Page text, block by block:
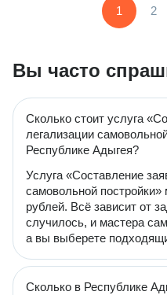
1 2
Вы часто
Сколько стоит услуга
легализации
Республике Адыгея?
Услуга «Составление
самовольной постройки»
рублей. Всё зависит от
случилось, и мастера
а вы выберете
Сколько в Республике